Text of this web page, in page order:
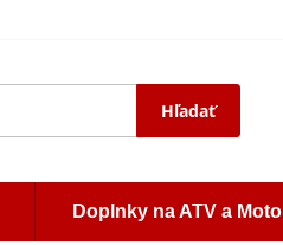
Hľadať
Doplnky na ATV a Moto